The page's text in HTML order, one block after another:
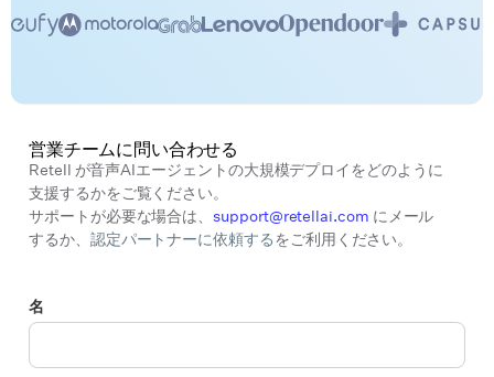
営業チームに問い合わせる
Retell が音声AIエージェントの大規模デプロイをどのように
支援するかをご覧ください。
サポートが必要な場合は、support@retellai.com にメール
するか、 認定パートナーに依頼するをご利用ください。
名